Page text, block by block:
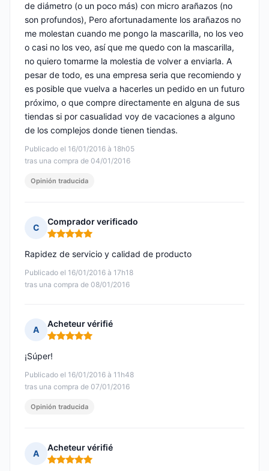
Publicado el 16/01/2016 à 18h05
tras una compra de 04/01/2016
de diámetro (o un poco más) con micro arañazos (no
son profundos), Pero afortunadamente los arañazos no
me molestan cuando me pongo la mascarilla, no los veo
o casi no los veo, así que me quedo con la mascarilla,
no quiero tomarme la molestia de volver a enviarla. A
pesar de todo, es una empresa seria que recomiendo y
es posible que vuelva a hacerles un pedido en un futuro
próximo, o que compre directamente en alguna de sus
tiendas si por casualidad voy de vacaciones a alguno
de los complejos donde tienen tiendas.
Opinión traducida
C
Comprador verificado
Nota: 5 de 5
Publicado el 16/01/2016 à 17h18
tras una compra de 08/01/2016
Rapidez de servicio y calidad de producto
A
Acheteur vérifié
Nota: 5 de 5
Publicado el 16/01/2016 à 11h48
tras una compra de 07/01/2016
¡Súper!
Opinión traducida
A
Acheteur vérifié
Nota: 5 de 5